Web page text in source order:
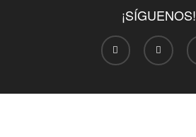
¡SÍGUENOS!